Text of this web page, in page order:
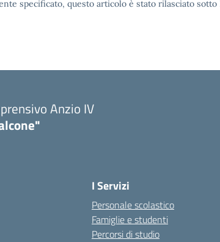
specificato, questo articolo è stato rilasciato
Anzio IV
I Servizi
Personale scolastico
Famiglie e studenti
Percorsi di studio